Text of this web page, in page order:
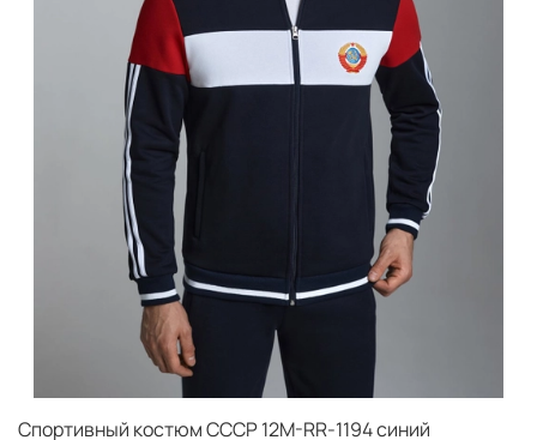
Спортивный костюм СССР 12M-RR-1194 синий